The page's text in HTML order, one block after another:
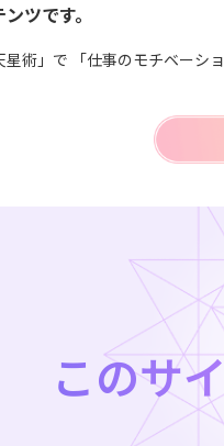
ツです。
術」で 「仕事のモチベーシ
このサ